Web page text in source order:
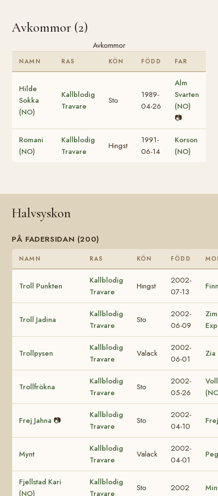
Avkommor (2)
Avkommor
NAMN RAS KÖN FÖDD FAR
Hilde
Sokka
(NO)
Kallblodig
Travare
Sto
1989-
04-26
Alm
Svarten
(NO)
📷
Romani
(NO)
Kallblodig
Travare
Hingst
1991-
06-14
Korson
(NO)
Halvsyskon
PÅ FADERSIDAN (200)
NAMN RAS KÖN FÖDD
Troll Punkten
Kallblodig
Travare
Hingst
2002-
07-13
Troll Jadina
Kallblodig
Travare
Sto
2002-
06-09
Trollpysen
Kallblodig
Travare
Valack
2002-
06-01
Zia
Trollfrökna
Kallblodig
Travare
Sto
2002-
05-26
Frej Jahna 📷
Kallblodig
Travare
Sto
2002-
04-10
Mynt
Kallblodig
Travare
Valack
2002-
04-01
Fjellstad Kari
(NO)
Kallblodig
Travare
Sto 2002